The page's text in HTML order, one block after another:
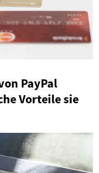
PayPal
Vorteile sie